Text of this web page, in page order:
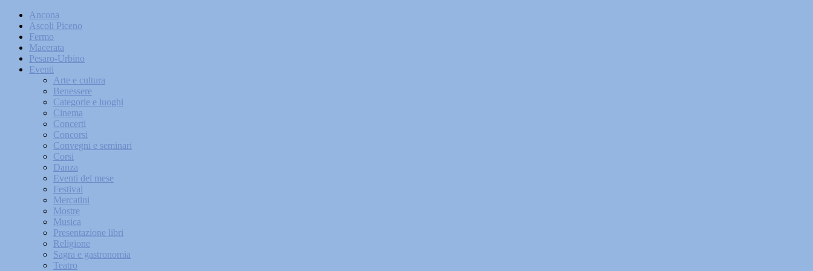
Ancona
Ascoli Piceno
Fermo
Macerata
Pesaro-Urbino
Eventi
Arte e cultura
Benessere
Categorie e luoghi
Cinema
Concerti
Concorsi
Convegni e seminari
Corsi
Danza
Eventi del mese
Festival
Mercatini
Mostre
Musica
Presentazione libri
Religione
Sagra e gastronomia
Teatro